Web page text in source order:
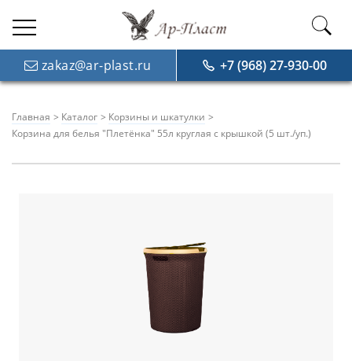
zakaz@ar-plast.ru +7 (968) 27-930-00
Главная Каталог
Корзины и шкатулки
Корзина для белья "Плетёнка" 55л круглая с крышкой (5 шт./уп.)